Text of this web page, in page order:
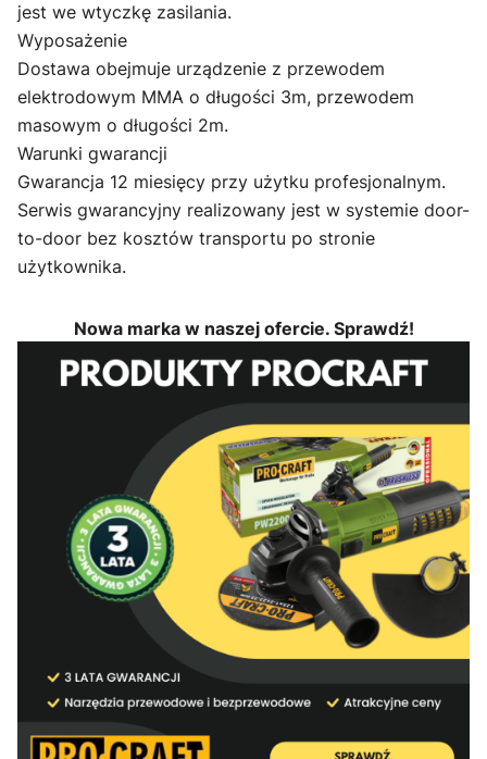
jest we wtyczkę zasilania.
Wyposażenie
Dostawa obejmuje urządzenie z przewodem
elektrodowym MMA o długości 3m, przewodem
masowym o długości 2m.
Warunki gwarancji
Gwarancja 12 miesięcy przy użytku profesjonalnym.
Serwis gwarancyjny realizowany jest w systemie door-
to-door bez kosztów transportu po stronie
użytkownika.
Nowa marka w naszej ofercie. Sprawdź!